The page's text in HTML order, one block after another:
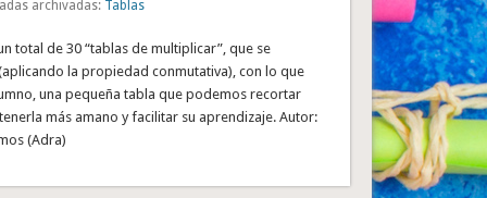
archivadas: Tablas
total de 30 “tablas de multiplicar”, que se
la propiedad conmutativa), con lo que
una pequeña tabla que podemos recortar
más amano y facilitar su aprendizaje. Autor:
(Adra)